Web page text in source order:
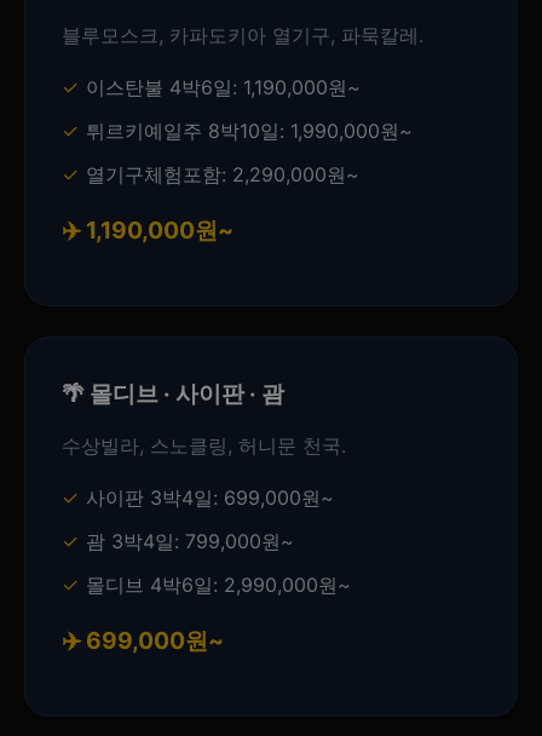
블루모스크, 카파도키아 열기구, 파묵칼레.
이스탄불 4박6일: 1,190,000원~
튀르키예일주 8박10일: 1,990,000원~
열기구체험포함: 2,290,000원~
✈️ 1,190,000원~
🌴 몰디브 · 사이판 · 괌
수상빌라, 스노클링, 허니문 천국.
사이판 3박4일: 699,000원~
괌 3박4일: 799,000원~
몰디브 4박6일: 2,990,000원~
✈️ 699,000원~